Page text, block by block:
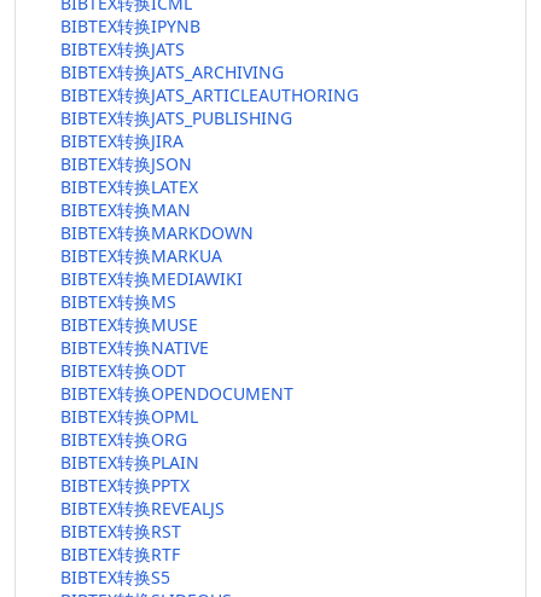
BIBTEX转换IPYNB
BIBTEX转换JATS
BIBTEX转换JATS_ARCHIVING
BIBTEX转换JATS_ARTICLEAUTHORING
BIBTEX转换JATS_PUBLISHING
BIBTEX转换JIRA
BIBTEX转换JSON
BIBTEX转换LATEX
BIBTEX转换MAN
BIBTEX转换MARKDOWN
BIBTEX转换MARKUA
BIBTEX转换MEDIAWIKI
BIBTEX转换MS
BIBTEX转换MUSE
BIBTEX转换NATIVE
BIBTEX转换ODT
BIBTEX转换OPENDOCUMENT
BIBTEX转换OPML
BIBTEX转换ORG
BIBTEX转换PLAIN
BIBTEX转换PPTX
BIBTEX转换REVEALJS
BIBTEX转换RST
BIBTEX转换RTF
BIBTEX转换S5